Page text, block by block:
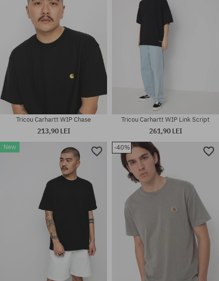
Tricou Carhartt WIP Chase
213,90 LEI
Tricou Carhartt WIP Link Script
261,90 LEI
New -40%